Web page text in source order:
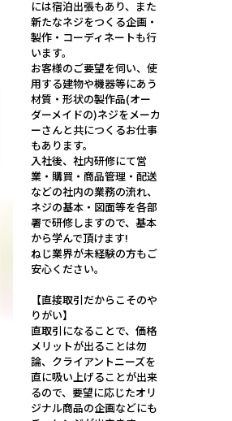
には宿泊出張もあり、また
新たなネジをつくる企画・
製作・コーディネートも行
います。
お客様のご要望を伺い、使
用する建物や機器等にあう
材質・形状の製作品(オー
ダーメイドの)ネジをメーカ
ーさんと共につくるお仕事
もあります。
入社後、社内研修にて営
業・購買・商品管理・配送
などの社内の業務の流れ、
ネジの基本・図面等を各部
署で研修しますので、基本
から学んで頂けます!
ねじ業界が未経験の方もご
安心ください。
【直接取引だからこそのや
りがい】
直取引になることで、価格
メリットが出ることは勿
論、クライアントニーズを
直に吸い上げることが出来
るので、要望に応じたオリ
ジナル商品の企画などにも